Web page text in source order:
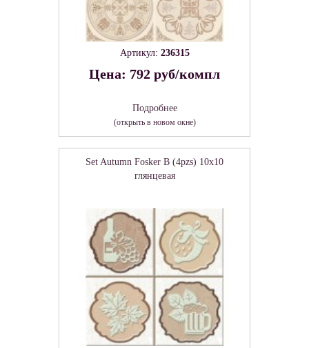
Артикул: 236315
Цена: 792 руб/компл
Подробнее
(открыть в новом окне)
Set Autumn Fosker B (4pzs) 10x10
глянцевая